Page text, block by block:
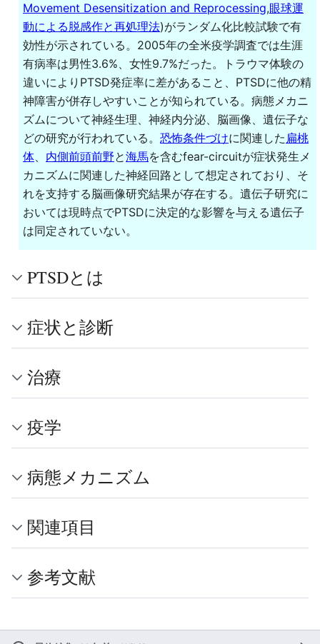
Movement Desensitization and Reprocessing,眼球運
動による脱感作と再処理法)がランダム化比較試験で有
効性が示されている。2005年の全米疫学調査では生涯
有病率は男性3.6%、女性9.7%だった。トラウマ体験の
違いによりPTSD発症率に差があること、PTSDに他の精
神障害が併存しやすいことが知られている。病態メカニ
ズムについて神経生理、神経内分泌、脳画像、遺伝子な
どの研究が行われている。 恐怖条件づけに関連した 扁桃
体、 内側前頭前野と海馬を含むfear-circuitが症状発生メ
カニズムに関連した神経回路として想定されており、そ
れを支持する脳画像研究結果が存在する。遺伝子研究に
おいては現時点でPTSDに決定的な影響を与える遺伝子
は同定されていない。
PTSDとは
症状と診断
治療
疫学
病態メカニズム
関連項目
参考文献